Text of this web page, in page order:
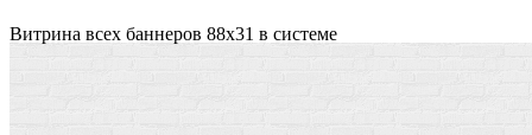
Витрина всех баннеров 88x31 в системе